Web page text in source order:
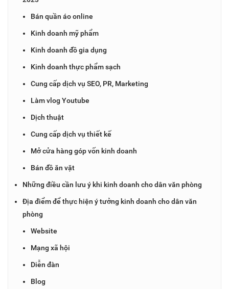
Bán quần áo online
Kinh doanh mỹ phẩm
Kinh doanh đồ gia dụng
Kinh doanh thực phẩm sạch
Cung cấp dịch vụ SEO, PR, Marketing
Làm vlog Youtube
Dịch thuật
Cung cấp dịch vụ thiết kế
Mở cửa hàng góp vốn kinh doanh
Bán đồ ăn vặt
Những điều cần lưu ý khi kinh doanh cho dân văn phòng
Địa điểm để thực hiện ý tưởng kinh doanh cho dân văn
phòng
Website
Mạng xã hội
Diễn đàn
Blog